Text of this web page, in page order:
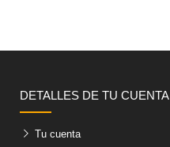
DETALLES DE TU CUENTA
Tu cuenta